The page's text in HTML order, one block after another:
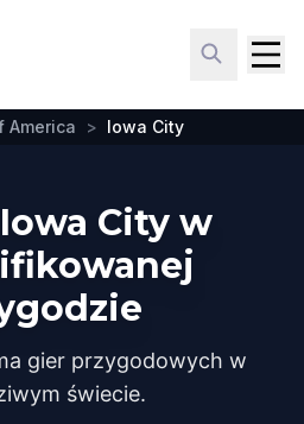
America > Iowa City
City w
gier przygodowych w
świecie.